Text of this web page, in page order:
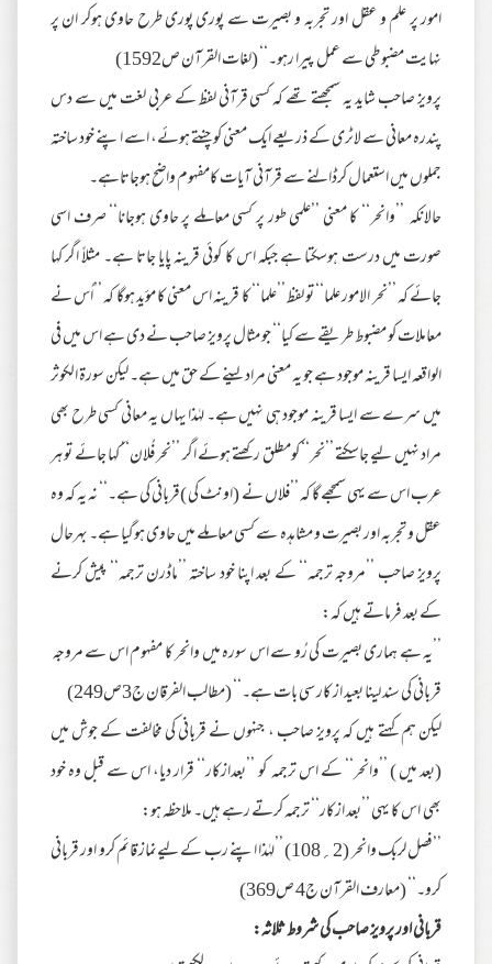
امور پر علم و عقل اور تجربہ و بصیرت سے پوری پوری طرح حاوی ہوکر ان پر
نہایت مضبوطی سے عمل پیرا رہو۔‘‘ (لغات القرآن ص1592)
پرویز صاحب شاید یہ سمجھتے تھے کہ کسی قرآنی لفظ کے عربی لغت میں سے دس
پندرہ معانی سے لاٹری کے ذریعے ایک معنی کو چنتے ہوئے، اسے اپنے خود ساختہ
جملوں میں استعمال کرڈالنے سے قرآنی آیات کامفہوم واضح ہوجاتاہے۔
حالانکہ ’’وانحر‘‘ کا معنی ’’علمی طور پر کسی معاملے پر حاوی ہوجانا‘‘ صرف اسی
صورت میں درست ہوسکتا ہے جبکہ اس کا کوئی قرینہ پایا جاتا ہے۔ مثلاً اگر کہا
جائے کہ ’’نحر الامور علما‘‘ تو لفظ ’’علما‘‘ کا قرینہ اس معنی کا مؤید ہوگا کہ ’’اُس نے
معاملات کو مضبوط طریقے سے کیا‘‘ جو مثال پرویز صاحب نے دی ہے اس میں فی
الواقعہ ایسا قرینہ موجود ہے جو یہ معنی مراد لینے کے حق میں ہے۔ لیکن سورۃ الکوثر
میں سرے سے ایسا قرینہ موجود ہی نہیں ہے۔ لہٰذا یہاں یہ معانی کسی طرح بھی
مراد نہیں لیے جاسکتے ’’نحر‘‘ کومطلق رکھتے ہوئے اگر ’’نحر فُلان‘‘ کہا جائے تو ہر
عرب اس سے یہی سمجھے گا کہ ’’فلاں نے (اونٹ کی )قربانی کی ہے۔‘‘ نہ یہ کہ وہ
عقل و تجربہ اور بصیرت و مشاہدہ سے کسی معاملے میں حاوی ہوگیا ہے۔ بہرحال
پرویز صاحب ’’مروجہ ترجمہ‘‘ کے بعد اپنا خود ساختہ ’’ماڈرن ترجمہ‘‘ پیش کرنے
کے بعد فرماتے ہیں کہ:
’’یہ ہے ہماری بصیرت کی رُو سے اس سورہ میں وانحر کا مفہوم اس سے مروجہ
قربانی کی سند لینا بعید از کار سی بات ہے۔‘‘ (مطالب الفرقان ج3ص249)
لیکن ہم کہتے ہیں کہ پرویز صاحب ، جنہوں نے قربانی کی مخالفت کے جوش میں
(بعد میں ) ’’وانحر‘‘ کے اس ترجمہ کو ’’بعدازکار‘‘ قرار دیا، اس سے قبل وہ خود
بھی اس کا یہی ’’بعد ازکار‘‘ ترجمہ کرتے رہے ہیں۔ ملاحظہ ہو:
’’فصل لربک وانحر (2؍108) ’’لہٰذا اپنے رب کے لیےنماز قائم کرو اور قربانی
کرو۔‘‘ (معارف القرآن ج4 ص369)
قربانی اور پرویز صاحب کی شروط ثلاثہ: